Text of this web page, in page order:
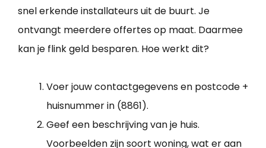
snel erkende installateurs uit de buurt. Je
ontvangt meerdere offertes op maat. Daarmee
kan je flink geld besparen. Hoe werkt dit?
Voer jouw contactgegevens en postcode +
huisnummer in (8861).
Geef een beschrijving van je huis.
Voorbeelden zijn soort woning, wat er aan